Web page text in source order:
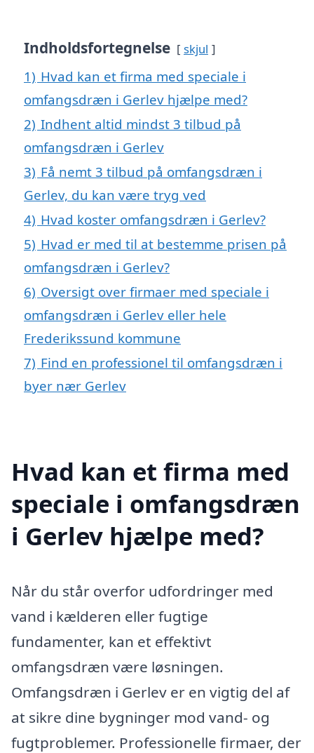
Indholdsfortegnelse skjul
1) Hvad kan et firma med speciale i
omfangsdræn i Gerlev hjælpe med?
2) Indhent altid mindst 3 tilbud på
omfangsdræn i Gerlev
3) Få nemt 3 tilbud på omfangsdræn i
Gerlev, du kan være tryg ved
4) Hvad koster omfangsdræn i Gerlev?
5) Hvad er med til at bestemme prisen på
omfangsdræn i Gerlev?
6) Oversigt over firmaer med speciale i
omfangsdræn i Gerlev eller hele
Frederikssund kommune
7) Find en professionel til omfangsdræn i
byer nær Gerlev
Hvad kan et firma med
speciale i omfangsdræn
i Gerlev hjælpe med?
Når du står overfor udfordringer med
vand i kælderen eller fugtige
fundamenter, kan et effektivt
omfangsdræn være løsningen.
Omfangsdræn i Gerlev er en vigtig del af
at sikre dine bygninger mod vand- og
fugtproblemer. Professionelle firmaer, der